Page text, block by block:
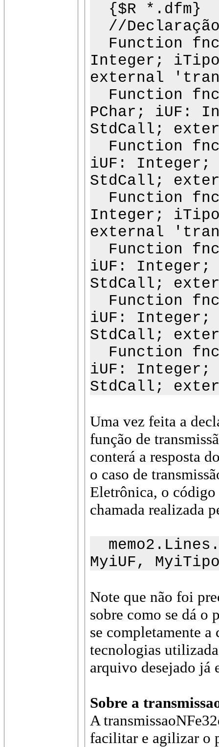
{$R *.dfm}
//
Function
Integer;
external
Function
PChar; iUF:
StdCall;
Function
iUF: Integer;
StdCall;
Function
Integer;
external
Function
iUF: Integer;
StdCall;
Function
iUF: Integer;
StdCall;
Function
iUF: Integer;
StdCall;
Uma vez feita a
função de
conterá a resposta
o caso de
Eletrônica, o
chamada realizada
MyiUF,
Note que não foi
sobre como se dá o
se completamente a
tecnologias
arquivo desejado já
Sobre a
A
facilitar e agilizar o